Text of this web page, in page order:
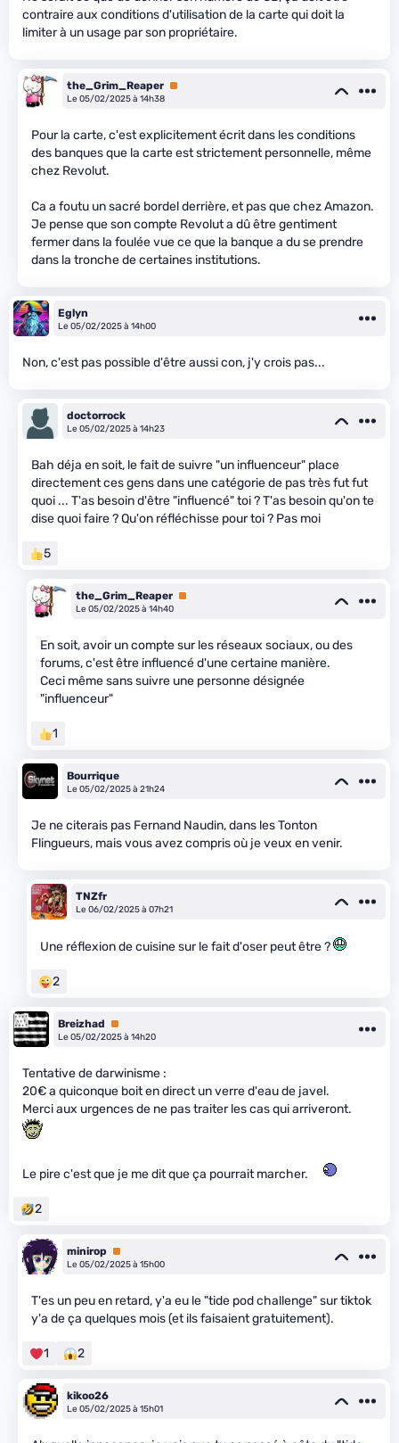
contraire aux conditions d'utilisation de la carte qui doit la
limiter à un usage par son propriétaire.
the_Grim_Reaper Premium
Le 05/02/2025 à 14h38
Pour la carte, c'est explicitement écrit dans les conditions
des banques que la carte est strictement personnelle, même
chez Revolut.
Ca a foutu un sacré bordel derrière, et pas que chez Amazon.
Je pense que son compte Revolut a dû être gentiment
fermer dans la foulée vue ce que la banque a du se prendre
dans la tronche de certaines institutions.
Eglyn
Le 05/02/2025 à 14h00
Non, c'est pas possible d'être aussi con, j'y crois pas...
doctorrock
Le 05/02/2025 à 14h23
Bah déja en soit, le fait de suivre "un influenceur" place
directement ces gens dans une catégorie de pas très fut fut
quoi ... T'as besoin d'être "influencé" toi ? T'as besoin qu'on te
dise quoi faire ? Qu'on réfléchisse pour toi ? Pas moi
5
the_Grim_Reaper Premium
Le 05/02/2025 à 14h40
En soit, avoir un compte sur les réseaux sociaux, ou des
forums, c'est être influencé d'une certaine manière.
Ceci même sans suivre une personne désignée
"influenceur"
1
Bourrique
Le 05/02/2025 à 21h24
Je ne citerais pas Fernand Naudin, dans les Tonton
Flingueurs, mais vous avez compris où je veux en venir.
TNZfr
Le 06/02/2025 à 07h21
Une réflexion de cuisine sur le fait d'oser peut être ?
2
Breizhad
Premium
Le 05/02/2025 à 14h20
Tentative de darwinisme :
20€ a quiconque boit en direct un verre d'eau de javel.
Merci aux urgences de ne pas traiter les cas qui arriveront.
Le pire c'est que je me dit que ça pourrait marcher.
2
minirop
Premium
Le 05/02/2025 à 15h00
T'es un peu en retard, y'a eu le "tide pod challenge" sur tiktok
y'a de ça quelques mois (et ils faisaient gratuitement).
1 2
kikoo26
Le 05/02/2025 à 15h01